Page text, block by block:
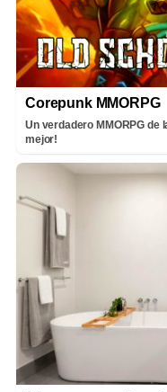
Corepunk MMORPG
Un verdadero MMORPG de
mejor!